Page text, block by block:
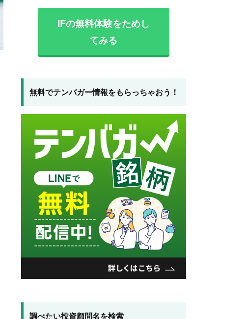
IFの無料体験をためし
てみる
無料でテンバガー情報をもらっちゃおう！
調べたい投資顧問名を検索